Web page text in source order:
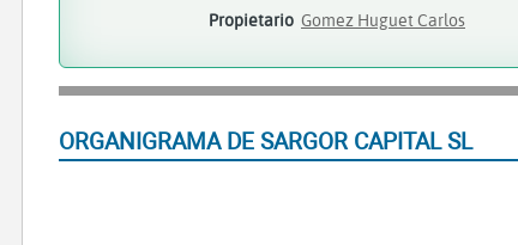
Propietario Gomez Huguet Carlos
ORGANIGRAMA DE SARGOR CAPITAL SL